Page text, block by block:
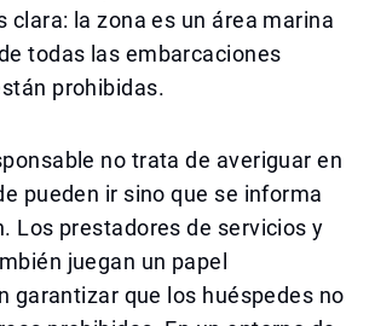
clara: la zona es un área marina
todas las embarcaciones
prohibidas.
no trata de averiguar en
pueden ir sino que se informa
Los prestadores de servicios y
juegan un papel
garantizar que los huéspedes no